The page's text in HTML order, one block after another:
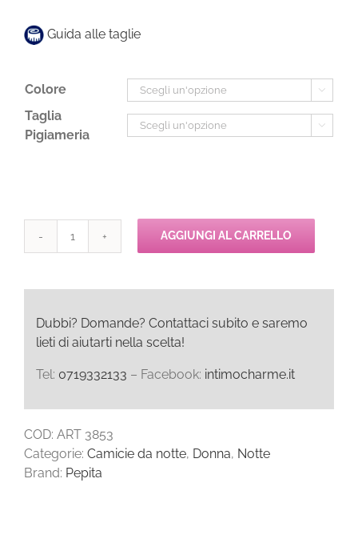
Guida alle taglie
Colore 
Taglia
Pigiameria

Pepita
AGGIUNGI AL CARRELLO
Dubbi? Domande? Contattaci subito e saremo
lieti di aiutarti nella scelta!
Tel: 0719332133 – Facebook: intimocharme.it
COD: ART 3853
Categorie: Camicie da notte, Donna, Notte
Brand: Pepita